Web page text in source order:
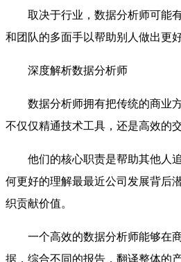
取决于行业，数据分析师可能
和团队的多面手以帮助别人做出更
深度解析数据分析师
数据分析师拥有把传统的商业
不仅仅精通技术工具，还是高效的
他们的核心职责是帮助其他人
何更好的理解最最近公司发展背后
织贡献价值。
一个高效的数据分析师能够在
据，综合不同的报告，翻译整体的